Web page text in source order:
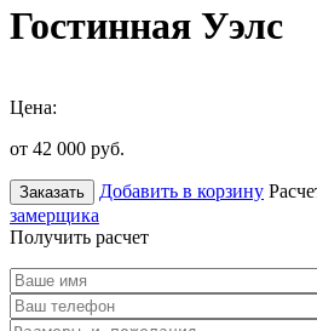
Гостинная Уэлс
Цена:
от 42 000 руб.
Заказать Добавить в корзину
замерщика
Получить расчет